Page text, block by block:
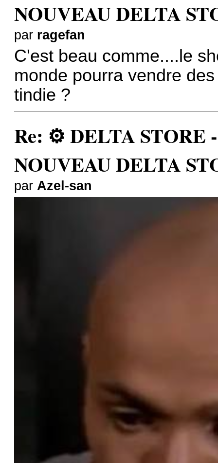
NOUVEAU DELTA
par ragefan
C'est beau comme....le
monde pourra vendre
tindie ?
Re: ⚙️ DELTA STORE
NOUVEAU DELTA
parAzel-san